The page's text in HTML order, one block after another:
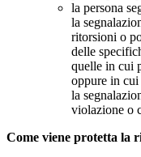
la persona
la
ritorsioni o
delle
quelle in cui
oppure in
la
violazione o
Come viene protetta la